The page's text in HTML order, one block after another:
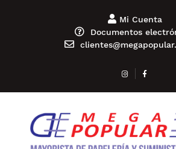
Mi Cuenta
Documentos